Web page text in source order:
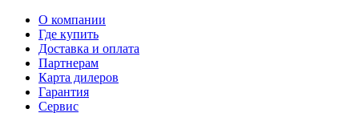
О компании
Где купить
Доставка и оплата
Партнерам
Карта дилеров
Гарантия
Сервис